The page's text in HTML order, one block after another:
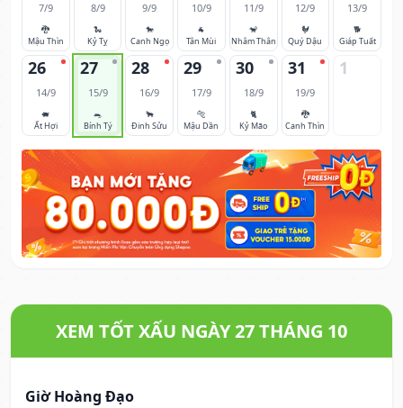
7/9
🐉
Mậu Thìn
8/9
🐍
Kỷ Tỵ
9/9
🐎
Canh Ngọ
10/9
🐐
Tân Mùi
11/9
🐒
Nhâm Thân
12/9
🐓
Quý Dậu
13/9
🐕
Giáp Tuất
26
14/9
🐖
Ất Hợi
27
15/9
🐀
Bính Tý
28
16/9
🐂
Đinh Sửu
29
17/9
🐅
Mậu Dần
30
18/9
🐈
Kỷ Mão
31
19/9
🐉
Canh Thìn
1
XEM TỐT XẤU NGÀY 27 THÁNG 10
Giờ Hoàng Đạo